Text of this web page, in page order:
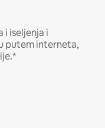
i iseljenja i
putem interneta,